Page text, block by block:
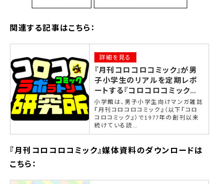
関連する記事はこちら：
詳細を見る
『月刊コロコロコミック』が男
子小学生のリアルを定期レポ
ートする『コロコロコミック研
究所』を発足！ 読者1000名に
聞いた、なりたい職業ランキン
グ堂々の１位は「YouTuber」
小学館は、男子小学生向けマンガ雑誌
『月刊コロコロコミック』（以下『コロ
コロコミック』）で1977年の創刊以来
続けている読…
『月刊コロコロコミック』媒体資料のダウンロードは
こちら：